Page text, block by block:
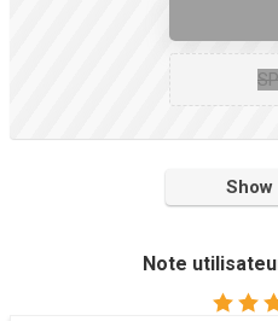
Note